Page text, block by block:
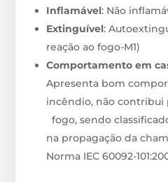
Inflamável: Não
Extinguível:
reação ao fogo-M1)
Comportamento em
Apresenta bom
incêndio, não contribui
fogo, sendo
na propagação da
Norma IEC 60092-